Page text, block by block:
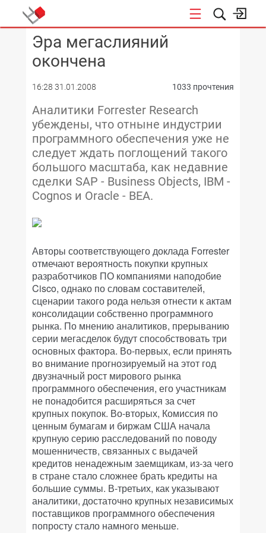
КОНФЕРЕНЦИИ
Эра мегаслияний
окончена
16:28 31.01.2008 1033 прочтения
Аналитики Forrester Research
убеждены, что отныне индустрии
программного обеспечения уже не
следует ждать поглощений такого
большого масштаба, как недавние
сделки SAP - Business Objects, IBM -
Cognos и Oracle - BEA.
Авторы соответствующего доклада Forrester
отмечают вероятность покупки крупных
разработчиков ПО компаниями наподобие
Cisco, однако по словам составителей,
сценарии такого рода нельзя отнести к актам
консолидации собственно программного
рынка. По мнению аналитиков, прерыванию
серии мегасделок будут способствовать три
основных фактора. Во-первых, если принять
во внимание прогнозируемый на этот год
двузначный рост мирового рынка
программного обеспечения, его участникам
не понадобится расширяться за счет
крупных покупок. Во-вторых, Комиссия по
ценным бумагам и биржам США начала
крупную серию расследований по поводу
мошенничеств, связанных с выдачей
кредитов ненадежным заемщикам, из-за чего
в стране стало сложнее брать кредиты на
большие суммы. В-третьих, как указывают
аналитики, достаточно крупных независимых
поставщиков программного обеспечения
попросту стало намного меньше.